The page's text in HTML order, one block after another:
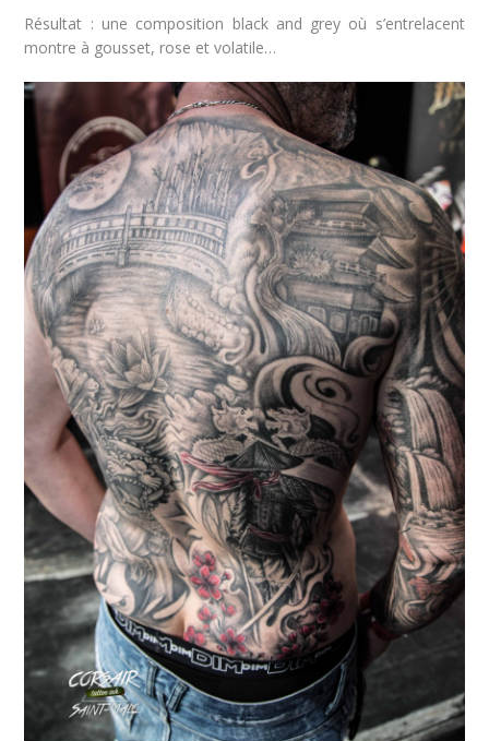
Résultat : une composition black and grey où s’entrelacent
montre à gousset, rose et volatile…